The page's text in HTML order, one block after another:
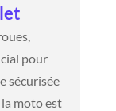
pour
sécurisée
la moto est